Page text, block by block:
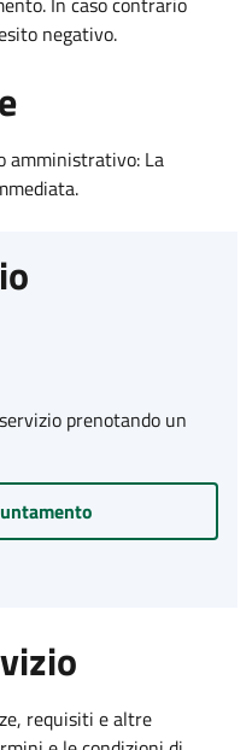
negativo.
amministrativo: La
prenotando un
requisiti e altre